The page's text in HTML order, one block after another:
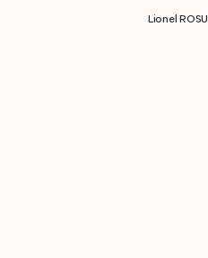
Lionel ROSU